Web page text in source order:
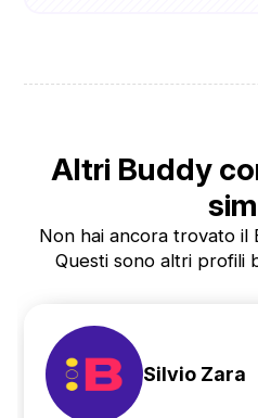
Altri Buddy
Non hai ancora trovato il
Questi sono altri profili
Silvio Zara